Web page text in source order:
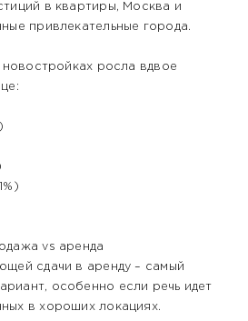
в квартиры, Москва и
привлекательные города.
новостройках росла вдвое
vs аренда
сдачи в аренду – самый
особенно если речь идет
в хороших локациях.